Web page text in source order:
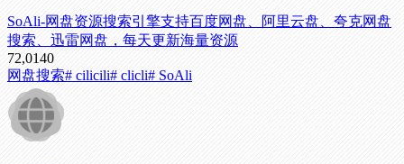
SoAli-网盘资源搜索引擎支持百度网盘、阿里云盘、夸克网盘
搜索、迅雷网盘，每天更新海量资源
72,0140
网盘搜索# cilicili# clicli# SoAli